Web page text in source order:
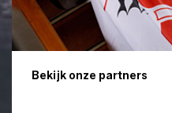
Bekijk onze partners